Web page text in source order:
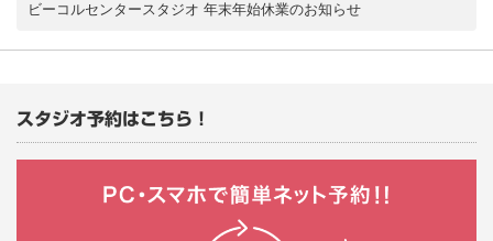
ビーコルセンタースタジオ 年末年始休業のお知らせ
スタジオ予約はこちら！